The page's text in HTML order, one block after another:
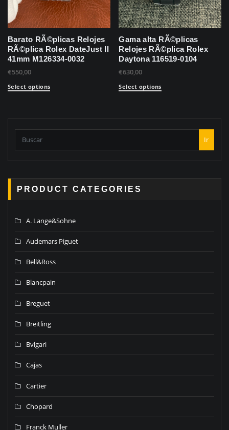
Barato RÃ©plicas Relojes
RÃ©plica Rolex DateJust II
41mm M126334-0032
€550,00
Select options
Gama alta RÃ©plicas
Relojes RÃ©plica Rolex
Daytona 116519-0104
€630,00
Select options
Ir
PRODUCT CATEGORIES
A. Lange&Sohne
Audemars Piguet
Bell&Ross
Blancpain
Breguet
Breitling
Bvlgari
Cajas
Cartier
Chopard
Franck Muller